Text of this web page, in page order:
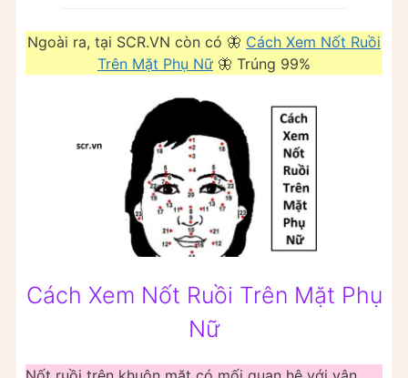
Ngoài ra, tại SCR.VN còn có 🦋 Cách Xem Nốt Ruồi
Trên Mặt Phụ Nữ🦋 Trúng 99%
Cách Xem Nốt Ruồi Trên Mặt Phụ
Nữ